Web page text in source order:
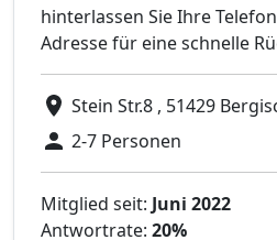
hinterlassen Sie Ihre
Adresse für eine schnelle
Stein Str.8 , 51429
2-7 Personen
Mitglied seit: Juni 2022
Antwortrate: 20%